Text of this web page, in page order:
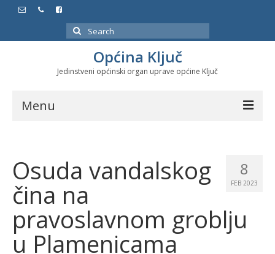
Search
for:
Općina Ključ
Jedinstveni općinski organ uprave općine Ključ
Menu
Službeni glasnici
Javne nabavke
Značajni datumi i manifestacije
Program energetske efikasnosti u stambenom
8
FEB 2023
Osuda vandalskog
čina na
pravoslavnom groblju
u Plamenicama